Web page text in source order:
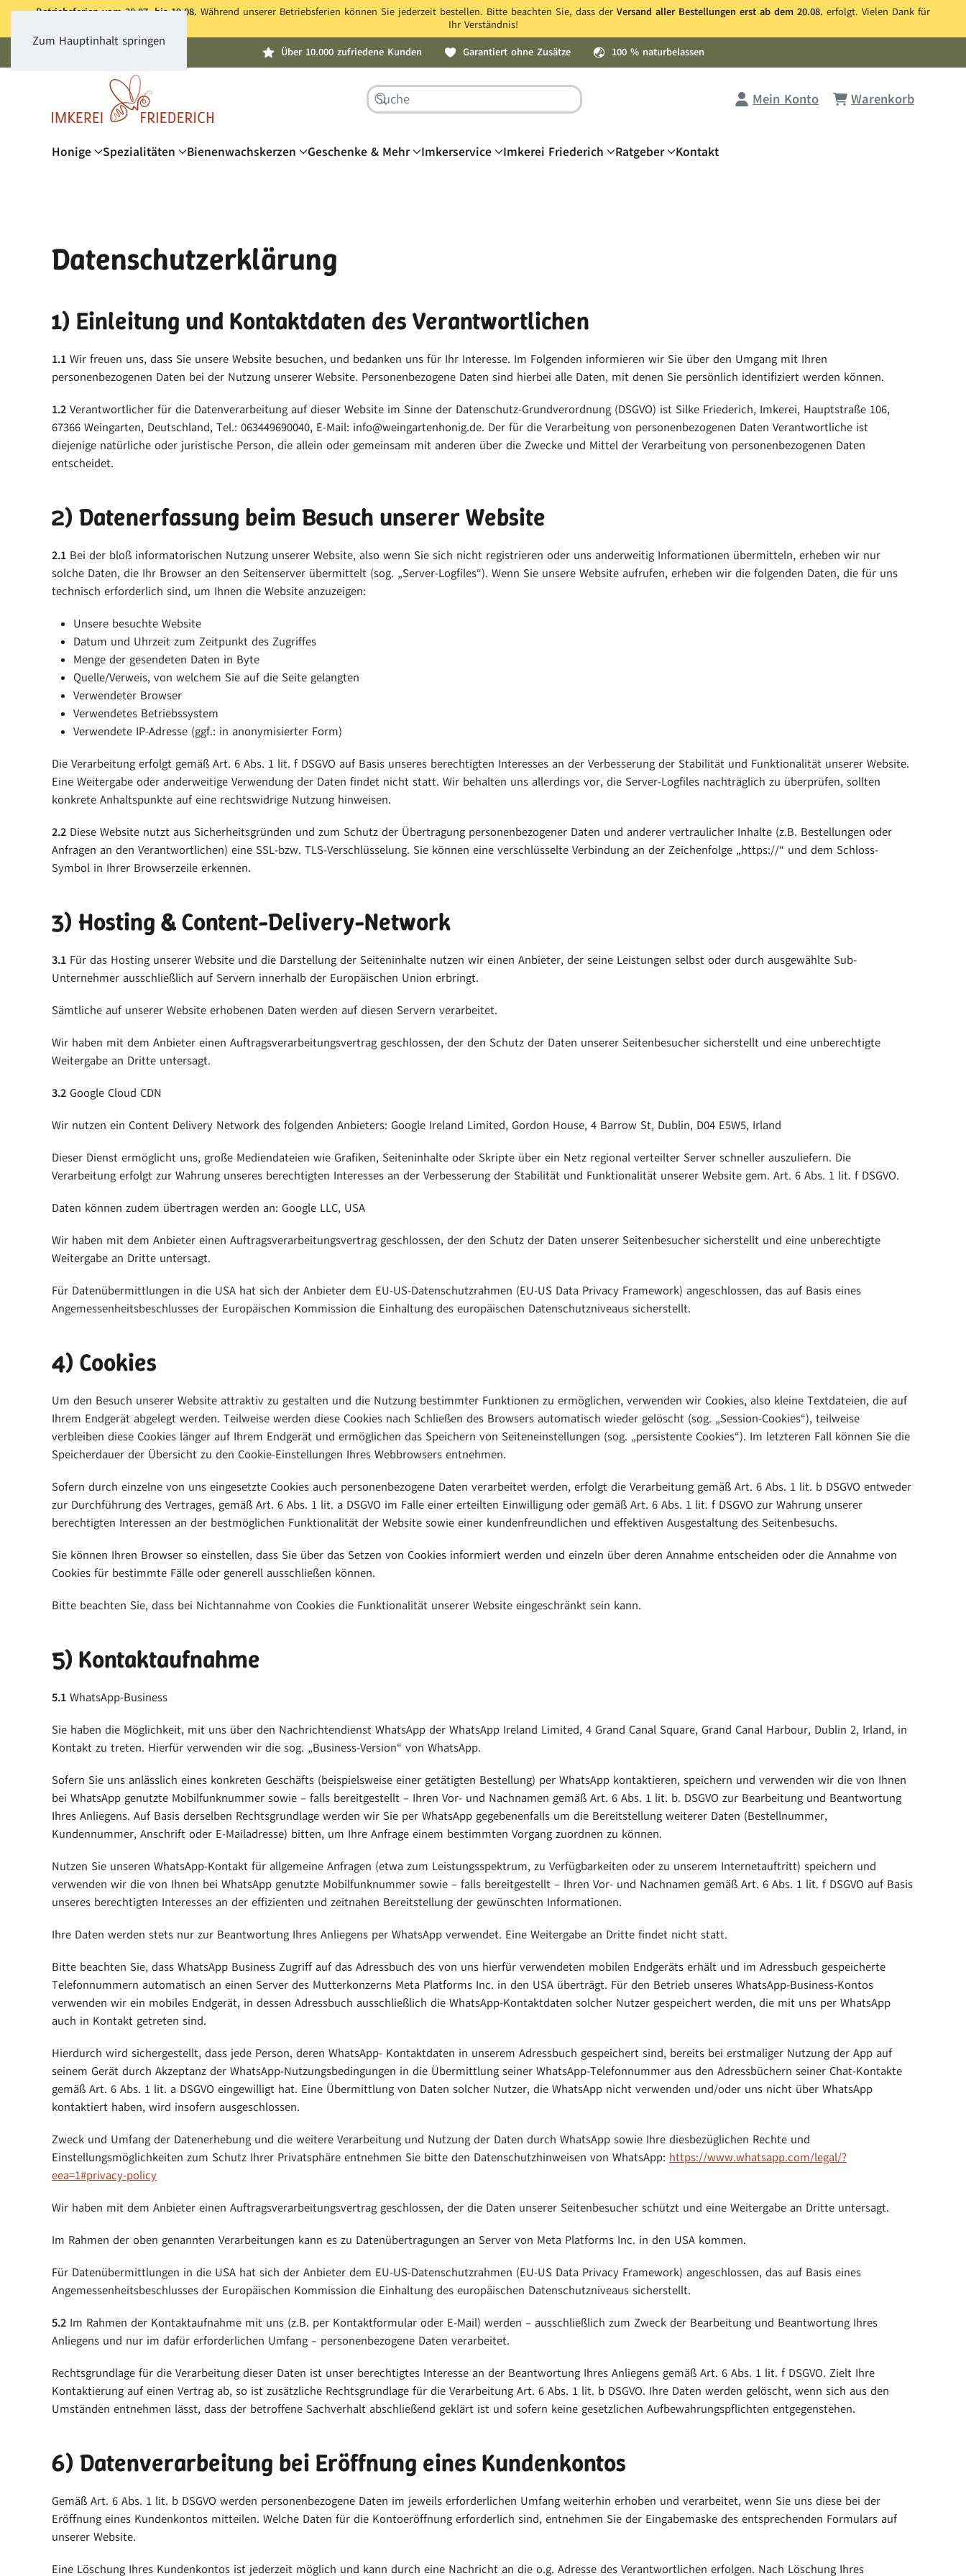
Betriebsferien vom 28.07. bis 19.08. Während unserer Betriebsferien können Sie jederzeit bestellen. Bitte beachten Sie, dass der Versand aller Bestellungen erst ab dem 20.08. erfolgt. Vielen Dank für
Ihr Verständnis!
Zum Hauptinhalt springen
Über 10.000 zufriedene Kunden Garantiert ohne Zusätze 100 % naturbelassen
Mein Konto Warenkorb
Honige Spezialitäten Bienenwachskerzen Geschenke & Mehr Imkerservice Imkerei Friederich Ratgeber Kontakt
Datenschutzerklärung
1) Einleitung und Kontaktdaten des Verantwortlichen
1.1 Wir freuen uns, dass Sie unsere Website besuchen, und bedanken uns für Ihr Interesse. Im Folgenden informieren wir Sie über den Umgang mit Ihren
personenbezogenen Daten bei der Nutzung unserer Website. Personenbezogene Daten sind hierbei alle Daten, mit denen Sie persönlich identifiziert werden können.
1.2 Verantwortlicher für die Datenverarbeitung auf dieser Website im Sinne der Datenschutz-Grundverordnung (DSGVO) ist Silke Friederich, Imkerei, Hauptstraße 106,
67366 Weingarten, Deutschland, Tel.: 063449690040, E-Mail: info@weingartenhonig.de. Der für die Verarbeitung von personenbezogenen Daten Verantwortliche ist
diejenige natürliche oder juristische Person, die allein oder gemeinsam mit anderen über die Zwecke und Mittel der Verarbeitung von personenbezogenen Daten
entscheidet.
2) Datenerfassung beim Besuch unserer Website
2.1 Bei der bloß informatorischen Nutzung unserer Website, also wenn Sie sich nicht registrieren oder uns anderweitig Informationen übermitteln, erheben wir nur
solche Daten, die Ihr Browser an den Seitenserver übermittelt (sog. „Server-Logfiles“). Wenn Sie unsere Website aufrufen, erheben wir die folgenden Daten, die für uns
technisch erforderlich sind, um Ihnen die Website anzuzeigen:
Unsere besuchte Website
Datum und Uhrzeit zum Zeitpunkt des Zugriffes
Menge der gesendeten Daten in Byte
Quelle/Verweis, von welchem Sie auf die Seite gelangten
Verwendeter Browser
Verwendetes Betriebssystem
Verwendete IP-Adresse (ggf.: in anonymisierter Form)
Die Verarbeitung erfolgt gemäß Art. 6 Abs. 1 lit. f DSGVO auf Basis unseres berechtigten Interesses an der Verbesserung der Stabilität und Funktionalität unserer Website.
Eine Weitergabe oder anderweitige Verwendung der Daten findet nicht statt. Wir behalten uns allerdings vor, die Server-Logfiles nachträglich zu überprüfen, sollten
konkrete Anhaltspunkte auf eine rechtswidrige Nutzung hinweisen.
2.2 Diese Website nutzt aus Sicherheitsgründen und zum Schutz der Übertragung personenbezogener Daten und anderer vertraulicher Inhalte (z.B. Bestellungen oder
Anfragen an den Verantwortlichen) eine SSL-bzw. TLS-Verschlüsselung. Sie können eine verschlüsselte Verbindung an der Zeichenfolge „https://“ und dem Schloss-
Symbol in Ihrer Browserzeile erkennen.
3) Hosting & Content-Delivery-Network
3.1 Für das Hosting unserer Website und die Darstellung der Seiteninhalte nutzen wir einen Anbieter, der seine Leistungen selbst oder durch ausgewählte Sub-
Unternehmer ausschließlich auf Servern innerhalb der Europäischen Union erbringt.
Sämtliche auf unserer Website erhobenen Daten werden auf diesen Servern verarbeitet.
Wir haben mit dem Anbieter einen Auftragsverarbeitungsvertrag geschlossen, der den Schutz der Daten unserer Seitenbesucher sicherstellt und eine unberechtigte
Weitergabe an Dritte untersagt.
3.2 Google Cloud CDN
Wir nutzen ein Content Delivery Network des folgenden Anbieters: Google Ireland Limited, Gordon House, 4 Barrow St, Dublin, D04 E5W5, Irland
Dieser Dienst ermöglicht uns, große Mediendateien wie Grafiken, Seiteninhalte oder Skripte über ein Netz regional verteilter Server schneller auszuliefern. Die
Verarbeitung erfolgt zur Wahrung unseres berechtigten Interesses an der Verbesserung der Stabilität und Funktionalität unserer Website gem. Art. 6 Abs. 1 lit. f DSGVO.
Daten können zudem übertragen werden an: Google LLC, USA
Wir haben mit dem Anbieter einen Auftragsverarbeitungsvertrag geschlossen, der den Schutz der Daten unserer Seitenbesucher sicherstellt und eine unberechtigte
Weitergabe an Dritte untersagt.
Für Datenübermittlungen in die USA hat sich der Anbieter dem EU-US-Datenschutzrahmen (EU-US Data Privacy Framework) angeschlossen, das auf Basis eines
Angemessenheitsbeschlusses der Europäischen Kommission die Einhaltung des europäischen Datenschutzniveaus sicherstellt.
4) Cookies
Um den Besuch unserer Website attraktiv zu gestalten und die Nutzung bestimmter Funktionen zu ermöglichen, verwenden wir Cookies, also kleine Textdateien, die auf
Ihrem Endgerät abgelegt werden. Teilweise werden diese Cookies nach Schließen des Browsers automatisch wieder gelöscht (sog. „Session-Cookies“), teilweise
verbleiben diese Cookies länger auf Ihrem Endgerät und ermöglichen das Speichern von Seiteneinstellungen (sog. „persistente Cookies“). Im letzteren Fall können Sie die
Speicherdauer der Übersicht zu den Cookie-Einstellungen Ihres Webbrowsers entnehmen.
Sofern durch einzelne von uns eingesetzte Cookies auch personenbezogene Daten verarbeitet werden, erfolgt die Verarbeitung gemäß Art. 6 Abs. 1 lit. b DSGVO entweder
zur Durchführung des Vertrages, gemäß Art. 6 Abs. 1 lit. a DSGVO im Falle einer erteilten Einwilligung oder gemäß Art. 6 Abs. 1 lit. f DSGVO zur Wahrung unserer
berechtigten Interessen an der bestmöglichen Funktionalität der Website sowie einer kundenfreundlichen und effektiven Ausgestaltung des Seitenbesuchs.
Sie können Ihren Browser so einstellen, dass Sie über das Setzen von Cookies informiert werden und einzeln über deren Annahme entscheiden oder die Annahme von
Cookies für bestimmte Fälle oder generell ausschließen können.
Bitte beachten Sie, dass bei Nichtannahme von Cookies die Funktionalität unserer Website eingeschränkt sein kann.
5) Kontaktaufnahme
5.1 WhatsApp-Business
Sie haben die Möglichkeit, mit uns über den Nachrichtendienst WhatsApp der WhatsApp Ireland Limited, 4 Grand Canal Square, Grand Canal Harbour, Dublin 2, Irland, in
Kontakt zu treten. Hierfür verwenden wir die sog. „Business-Version“ von WhatsApp.
Sofern Sie uns anlässlich eines konkreten Geschäfts (beispielsweise einer getätigten Bestellung) per WhatsApp kontaktieren, speichern und verwenden wir die von Ihnen
bei WhatsApp genutzte Mobilfunknummer sowie – falls bereitgestellt – Ihren Vor- und Nachnamen gemäß Art. 6 Abs. 1 lit. b. DSGVO zur Bearbeitung und Beantwortung
Ihres Anliegens. Auf Basis derselben Rechtsgrundlage werden wir Sie per WhatsApp gegebenenfalls um die Bereitstellung weiterer Daten (Bestellnummer,
Kundennummer, Anschrift oder E-Mailadresse) bitten, um Ihre Anfrage einem bestimmten Vorgang zuordnen zu können.
Nutzen Sie unseren WhatsApp-Kontakt für allgemeine Anfragen (etwa zum Leistungsspektrum, zu Verfügbarkeiten oder zu unserem Internetauftritt) speichern und
verwenden wir die von Ihnen bei WhatsApp genutzte Mobilfunknummer sowie – falls bereitgestellt – Ihren Vor- und Nachnamen gemäß Art. 6 Abs. 1 lit. f DSGVO auf Basis
unseres berechtigten Interesses an der effizienten und zeitnahen Bereitstellung der gewünschten Informationen.
Ihre Daten werden stets nur zur Beantwortung Ihres Anliegens per WhatsApp verwendet. Eine Weitergabe an Dritte findet nicht statt.
Bitte beachten Sie, dass WhatsApp Business Zugriff auf das Adressbuch des von uns hierfür verwendeten mobilen Endgeräts erhält und im Adressbuch gespeicherte
Telefonnummern automatisch an einen Server des Mutterkonzerns Meta Platforms Inc. in den USA überträgt. Für den Betrieb unseres WhatsApp-Business-Kontos
verwenden wir ein mobiles Endgerät, in dessen Adressbuch ausschließlich die WhatsApp-Kontaktdaten solcher Nutzer gespeichert werden, die mit uns per WhatsApp
auch in Kontakt getreten sind.
Hierdurch wird sichergestellt, dass jede Person, deren WhatsApp- Kontaktdaten in unserem Adressbuch gespeichert sind, bereits bei erstmaliger Nutzung der App auf
seinem Gerät durch Akzeptanz der WhatsApp-Nutzungsbedingungen in die Übermittlung seiner WhatsApp-Telefonnummer aus den Adressbüchern seiner Chat-Kontakte
gemäß Art. 6 Abs. 1 lit. a DSGVO eingewilligt hat. Eine Übermittlung von Daten solcher Nutzer, die WhatsApp nicht verwenden und/oder uns nicht über WhatsApp
kontaktiert haben, wird insofern ausgeschlossen.
Zweck und Umfang der Datenerhebung und die weitere Verarbeitung und Nutzung der Daten durch WhatsApp sowie Ihre diesbezüglichen Rechte und
Einstellungsmöglichkeiten zum Schutz Ihrer Privatsphäre entnehmen Sie bitte den Datenschutzhinweisen von WhatsApp: https://www.whatsapp.com/legal/?
eea=1#privacy-policy
Wir haben mit dem Anbieter einen Auftragsverarbeitungsvertrag geschlossen, der die Daten unserer Seitenbesucher schützt und eine Weitergabe an Dritte untersagt.
Im Rahmen der oben genannten Verarbeitungen kann es zu Datenübertragungen an Server von Meta Platforms Inc. in den USA kommen.
Für Datenübermittlungen in die USA hat sich der Anbieter dem EU-US-Datenschutzrahmen (EU-US Data Privacy Framework) angeschlossen, das auf Basis eines
Angemessenheitsbeschlusses der Europäischen Kommission die Einhaltung des europäischen Datenschutzniveaus sicherstellt.
5.2 Im Rahmen der Kontaktaufnahme mit uns (z.B. per Kontaktformular oder E-Mail) werden – ausschließlich zum Zweck der Bearbeitung und Beantwortung Ihres
Anliegens und nur im dafür erforderlichen Umfang – personenbezogene Daten verarbeitet.
Rechtsgrundlage für die Verarbeitung dieser Daten ist unser berechtigtes Interesse an der Beantwortung Ihres Anliegens gemäß Art. 6 Abs. 1 lit. f DSGVO. Zielt Ihre
Kontaktierung auf einen Vertrag ab, so ist zusätzliche Rechtsgrundlage für die Verarbeitung Art. 6 Abs. 1 lit. b DSGVO. Ihre Daten werden gelöscht, wenn sich aus den
Umständen entnehmen lässt, dass der betroffene Sachverhalt abschließend geklärt ist und sofern keine gesetzlichen Aufbewahrungspflichten entgegenstehen.
6) Datenverarbeitung bei Eröffnung eines Kundenkontos
Gemäß Art. 6 Abs. 1 lit. b DSGVO werden personenbezogene Daten im jeweils erforderlichen Umfang weiterhin erhoben und verarbeitet, wenn Sie uns diese bei der
Eröffnung eines Kundenkontos mitteilen. Welche Daten für die Kontoeröffnung erforderlich sind, entnehmen Sie der Eingabemaske des entsprechenden Formulars auf
unserer Website.
Eine Löschung Ihres Kundenkontos ist jederzeit möglich und kann durch eine Nachricht an die o.g. Adresse des Verantwortlichen erfolgen. Nach Löschung Ihres